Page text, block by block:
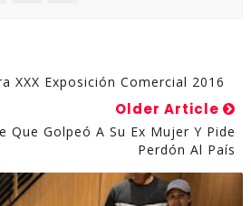
XXX Exposición Comercial 2016
Older Article
Que Golpeó A Su Ex Mujer Y Pide
Perdón Al País